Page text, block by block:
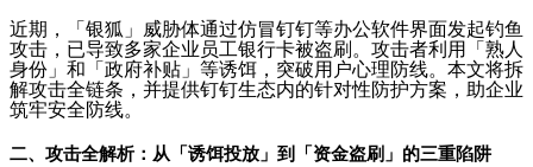
近期，「银狐」威胁体通过仿冒钉钉等办公软件界面发起钓鱼
攻击，已导致多家企业员工银行卡被盗刷。攻击者利用「熟人
身份」和「政府补贴」等诱饵，突破用户心理防线。本文将拆
解攻击全链条，并提供钉钉生态内的针对性防护方案，助企业
筑牢安全防线。
二、攻击全解析：从「诱饵投放」到「资金盗刷」的三重陷阱